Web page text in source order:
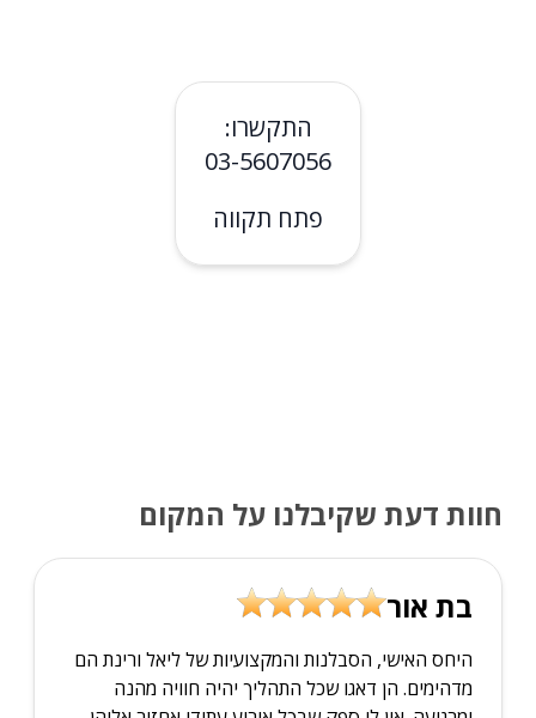
התקשרו:
03-5607056
פתח תקווה
חוות דעת שקיבלנו על המקום
בת אור
היחס האישי, הסבלנות והמקצועיות של ליאל ורינת הם
מדהימים. הן דאגו שכל התהליך יהיה חוויה מהנה